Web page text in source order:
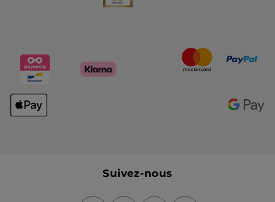
Suivez-nous